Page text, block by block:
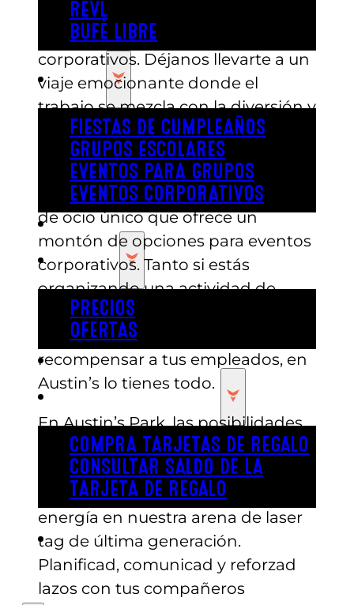
REVL
BUFÉ LIBRE
FIESTA
FIESTAS DE CUMPLEAÑOS
GRUPOS ESCOLARES
EVENTOS PARA GRUPOS
EVENTOS CORPORATIVOS
REVL
PRECIOS
PRECIOS
OFERTAS
COMPRAR ENTRADAS
COMPRA TARJETAS DE REGALO
CONSULTAR SALDO DE LA
TARJETA DE REGALO
porque Austin’s ha revolucionado
el concepto de los eventos
corporativos. Déjanos llevarte a un
viaje emocionante donde el
trabajo se mezcla con la diversión y
se crean recuerdos.
Ubicado en la vibrante ciudad de
Austin, Texas, Austin’s es un centro
de ocio único que ofrece un
montón de opciones para eventos
corporativos. Tanto si estás
organizando una actividad de
team building, una salida de
empresa o simplemente quieres
recompensar a tus empleados, en
Austin’s lo tienes todo.
En Austin’s Park, las posibilidades
para tu evento corporativo son
infinitas. Empieza el día con un
reto de team building lleno de
energía en nuestra arena de laser
tag de última generación.
Planificad, comunicad y reforzad
lazos con tus compañeros